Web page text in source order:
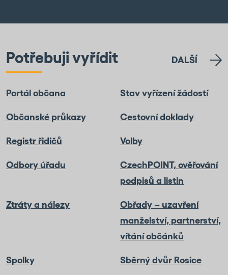
Potřebuji vyřídit DALŠÍ
Portál občana Stav vyřízení žádostí
Občanské průkazy Cestovní doklady
Registr řidičů Volby
Odbory úřadu
CzechPOINT, ověřování
podpisů a listin
Ztráty a nálezy
Obřady – uzavření
manželství, partnerství,
vítání občánků
Spolky Sběrný dvůr Rosice